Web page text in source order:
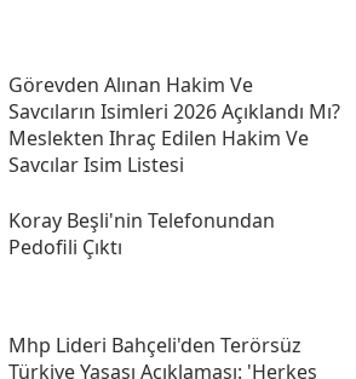
Görevden Alınan Hakim Ve
Savcıların Isimleri 2026 Açıklandı Mı?
Meslekten Ihraç Edilen Hakim Ve
Savcılar Isim Listesi
Koray Beşli'nin Telefonundan
Pedofili Çıktı
Mhp Lideri Bahçeli'den Terörsüz
Türkiye Yasası Açıklaması: 'herkes